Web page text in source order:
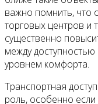
важно помнить, что
торговых центров и
существенно
между
уровнем комфорта.
Транспортная
роль, особенно